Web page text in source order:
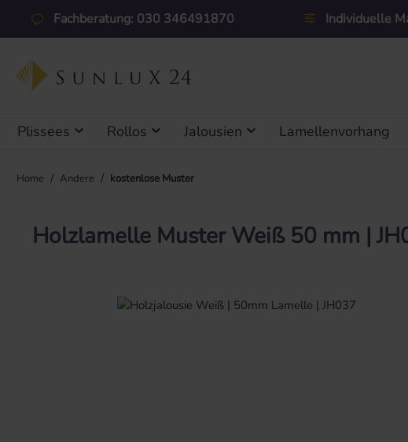
Hauptinhalt springen
Zur Suche springen
Zur Hauptnavigation springen
Fachberatung: 030 346491870 Individuelle
Plissees Rollos Jalousien Lamellenvorhang
Home / Andere / kostenlose Muster
Holzlamelle Muster Weiß 50 mm |
Bildergalerie überspringen